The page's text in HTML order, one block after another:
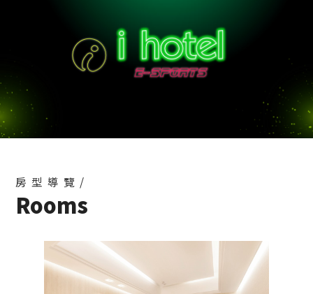
i hotel中壢館 特約停車場
【i hotel中壢館限定】揪團首選 🔥 i hotel 戰隊4人
2022-06-29
【環保愛地球】2025/1/1起將不提供一次性備品
2024-10-14
桃園市民卡入住優惠 2023-09-04
【權益通知】優惠券到期提醒
【2026桃園購物節】大獎等著你！
【交通資訊】FAQ 2026-07-06
【設施與服務】FAQ 2026-07-06
房型導覽/
Rooms